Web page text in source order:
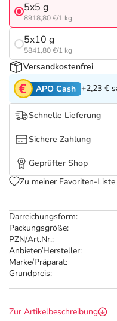
Tierapotheke
Vitamine &
Marken
Salus Deals
Darreichungsform:
Packungsgröße:
PZN/Art.Nr.:
Anbieter/Hersteller:
Marke/Präparat:
Grundpreis:
5x5 g
8918,80 €/1 kg
5x10 g
5841,80 €/1 kg
Versandkostenfrei
APO Cash +2,23 €
Schnelle Lieferung
Sichere Zahlung
Geprüfter Shop
Zu meiner Favoriten-
Zur Artikelbeschreibung